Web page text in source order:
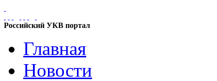
Российский УКВ портал
Главная
Новости